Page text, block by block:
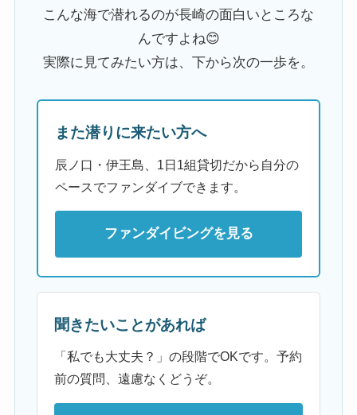
こんな海で潜れるのが長崎の面白いところな
んですよね😊
実際に見てみたい方は、下から次の一歩を。
また潜りに来たい方へ
辰ノ口・伊王島、1日1組貸切だから自分の
ペースでファンダイブできます。
ファンダイビングを見る
聞きたいことがあれば
「私でも大丈夫？」の段階でOKです。予約
前の質問、遠慮なくどうぞ。